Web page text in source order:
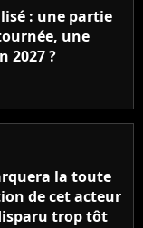
: une partie
une
2027 ?
la toute
de cet acteur
trop tôt